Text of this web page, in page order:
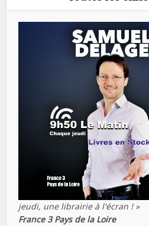
jeudi, une librairie à l'écran ! »
France 3 Pays de la Loire